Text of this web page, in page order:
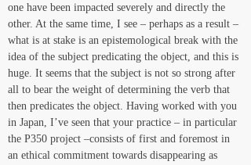
one have been impacted severely and directly the
other. At the same time, I see – perhaps as a result –
what is at stake is an epistemological break with the
idea of the subject predicating the object, and this is
huge. It seems that the subject is not so strong after
all to bear the weight of determining the verb that
then predicates the object. Having worked with you
in Japan, I’ve seen that your practice – in particular
the P350 project –consists of first and foremost in
an ethical commitment towards disappearing as